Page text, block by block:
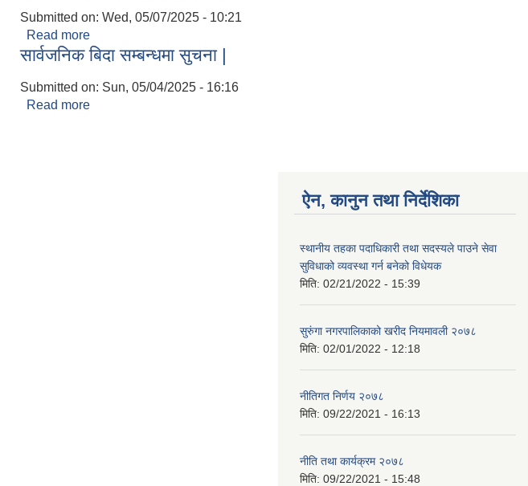
Submitted on: Wed, 05/07/2025 - 10:21
Read more
सार्वजनिक बिदा सम्बन्धमा सुचना |
Submitted on: Sun, 05/04/2025 - 16:16
Read more
ऐन, कानुन तथा निर्देशिका
स्थानीय तहका पदाधिकारी तथा सदस्यले पाउने सेवा
सुविधाको व्यवस्था गर्न बनेको विधेयक
मिति: 02/21/2022 - 15:39
सुरुंगा नगरपालिकाको खरीद नियमावली २०७८
मिति: 02/01/2022 - 12:18
नीतिगत निर्णय २०७८
मिति: 09/22/2021 - 16:13
नीति तथा कार्यक्रम २०७८
मिति: 09/22/2021 - 15:48